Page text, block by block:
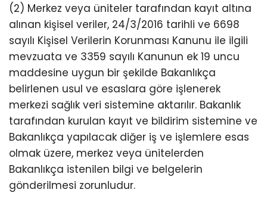
(2) Merkez veya üniteler tarafından kayıt altına
alınan kişisel veriler, 24/3/2016 tarihli ve 6698
sayılı Kişisel Verilerin Korunması Kanunu ile ilgili
mevzuata ve 3359 sayılı Kanunun ek 19 uncu
maddesine uygun bir şekilde Bakanlıkça
belirlenen usul ve esaslara göre işlenerek
merkezi sağlık veri sistemine aktarılır. Bakanlık
tarafından kurulan kayıt ve bildirim sistemine ve
Bakanlıkça yapılacak diğer iş ve işlemlere esas
olmak üzere, merkez veya ünitelerden
Bakanlıkça istenilen bilgi ve belgelerin
gönderilmesi zorunludur.